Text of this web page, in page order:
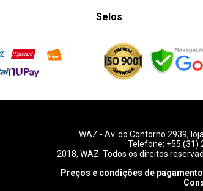
Selos
WAZ - Av. do Contorno 2939,
Telefone: +55 (31)
2018, WAZ. Todos os direitos
Preços e condições de